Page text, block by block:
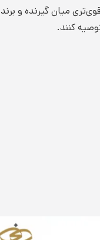
میان گیرنده و برند
کنند.